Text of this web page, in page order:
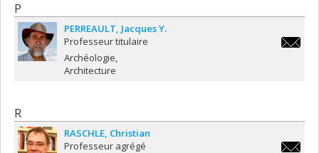
P
PERREAULT Jacques Y.
Professeur titulaire
Archéologie
Architecture
R
RASCHLE Christian
Professeur agrégé